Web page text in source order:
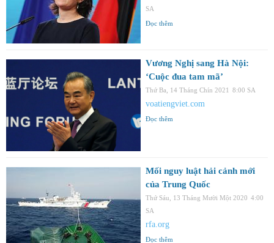
SA
Đọc thêm
Vương Nghị sang Hà Nội:
‘Cuộc đua tam mã’
Thứ Ba, 14 Tháng Chín 2021 8:00 SA
voatiengviet.com
Đọc thêm
Mối nguy luật hải cảnh mới
của Trung Quốc
Thứ Sáu, 13 Tháng Mười Một 2020 4:00
SA
rfa.org
Đọc thêm